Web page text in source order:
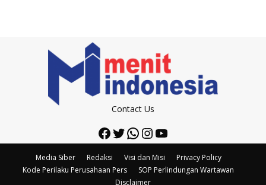
Contact Us
Facebook
Twitter
WhatsApp
Instagram
YouTube
Media Siber Redaksi Visi dan Misi
Privacy Policy
Kode Perilaku Perusahaan Pers
SOP Perlindungan Wartawan
Disclaimer